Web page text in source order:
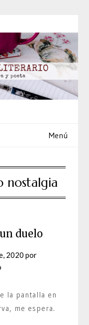
Menú
nostalgia
duelo
2020 por
la pantalla en
me espera.